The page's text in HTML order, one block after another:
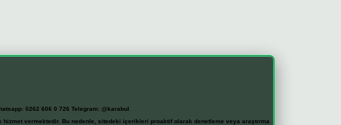
0262 606 0 726 Telegram: @karabul
hizmet vermektedir. Bu nedenle, sitedeki içerikleri proaktif olarak denetleme veya araştırma